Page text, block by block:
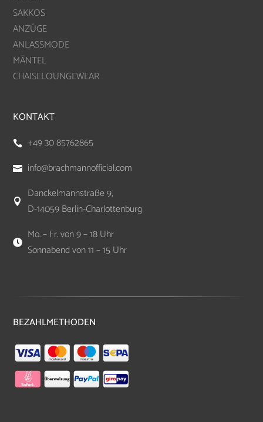
SAKKOS
ANZÜGE
ANLASSMODE
MÄNTEL
CHAISELOUNGEWEAR
KONTAKT
 +49 30 85762865
 info@brachmannofficial.com

Danckelmannstraße 9,
D-14059 Berlin-Charlottenburg

Mo. – Fr. von 9 – 18 Uhr
Sonnabend von 11 – 15 Uhr
BEZAHLMETHODEN